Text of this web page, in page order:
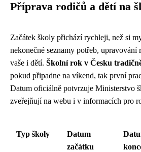
Příprava rodičů a dětí na
Začátek školy přichází rychleji, než si
nekonečné seznamy potřeb, upravování
vaše i dětí. Školní rok v Česku
pokud připadne na víkend, tak první
Datum oficiálně potvrzuje Ministerstvo
zveřejňují na webu i v informacích pro
Typ školy
Datum
začátku